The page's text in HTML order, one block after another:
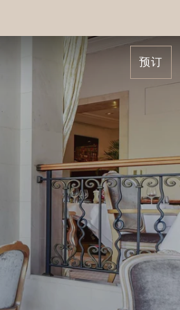
预订